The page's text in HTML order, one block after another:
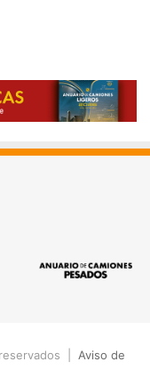
| Aviso de